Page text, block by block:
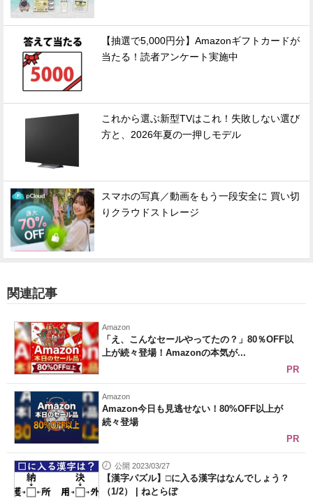
【抽選で5,000円分】Amazonギフトカードが
当たる！読者アンケート実施中
これから選ぶ新型TVはこれ！失敗しない選び
方と、2026年夏の一押しモデル
スマホの写真／動画をもう一段安全に 買い切
りクラウドストレージ
関連記事
Amazon
「え、こんなセールやってたの？」80％OFF以
上が続々登場！Amazonの本気が...
PR
Amazon
Amazon今日も見逃せない！80%OFF以上が
続々登場
PR
公開 2023/03/27
【漢字パズル】□に入る漢字はなんでしょう？
（1/2） | ねとらぼ